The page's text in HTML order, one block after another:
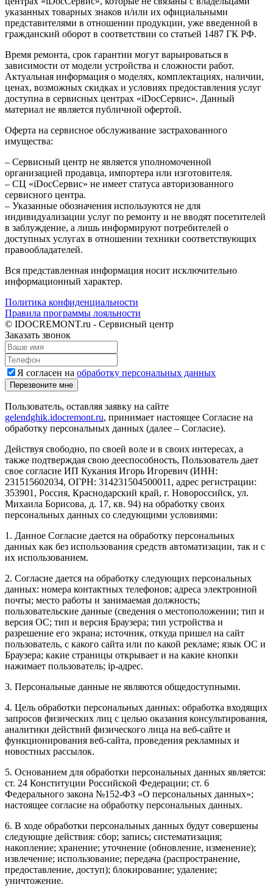
указанных товарных знаков и/или их официальными
представителями в отношении продукции, уже введенной в
гражданский оборот в соответствии со статьей 1487 ГК РФ.
Время ремонта, срок гарантии могут варьироваться в
зависимости от модели устройства и сложности работ.
Актуальная информация о моделях, комплектациях, наличии,
ценах, возможных скидках и условиях предоставления услуг
доступна в сервисных центрах «iDocСервис». Данный
материал не является публичной офертой.
Оферта на сервисное обслуживание застрахованного
имущества:
– Сервисный центр не является уполномоченной
организацией продавца, импортера или изготовителя.
– СЦ «iDocСервис» не имеет статуса авторизованного
сервисного центра.
– Указанные обозначения используются не для
индивидуализации услуг по ремонту и не вводят посетителей
в заблуждение, а лишь информируют потребителей о
доступных услугах в отношении техники соответствующих
правообладателей.
Вся представленная информация носит исключительно
информационный характер.
Политика конфиденциальности
Правила программы лояльности
© IDOCREMONT.ru - Сервисный центр
Заказать звонок
Я согласен на обработку персональных данных
Перезвоните мне
Пользователь, оставляя заявку на сайте
gelendghik.idocremont.ru, принимает настоящее Согласие на
обработку персональных данных (далее – Согласие).
Действуя свободно, по своей воле и в своих интересах, а
также подтверждая свою дееспособность, Пользователь дает
свое согласие ИП Кукания Игорь Игоревич (ИНН:
231515602034, ОГРН: 314231504500011, адрес регистрации:
353901, Россия, Краснодарский край, г. Новороссийск, ул.
Михаила Борисова, д. 17, кв. 94) на обработку своих
персональных данных со следующими условиями:
1. Данное Согласие дается на обработку персональных
данных как без использования средств автоматизации, так и с
их использованием.
2. Согласие дается на обработку следующих персональных
данных: номера контактных телефонов; адреса электронной
почты; место работы и занимаемая должность;
пользовательские данные (сведения о местоположении; тип и
версия ОС; тип и версия Браузера; тип устройства и
разрешение его экрана; источник, откуда пришел на сайт
пользователь, с какого сайта или по какой рекламе; язык ОС и
Браузера; какие страницы открывает и на какие кнопки
нажимает пользователь; ip-адрес.
3. Персональные данные не являются общедоступными.
4. Цель обработки персональных данных: обработка входящих
запросов физических лиц с целью оказания консультирования,
аналитики действий физического лица на веб-сайте и
функционирования веб-сайта, проведения рекламных и
новостных рассылок.
5. Основанием для обработки персональных данных является:
ст. 24 Конституции Российской Федерации; ст. 6
Федерального закона №152-ФЗ «О персональных данных»;
настоящее согласие на обработку персональных данных.
6. В ходе обработки персональных данных будут совершены
следующие действия: сбор; запись; систематизация;
накопление; хранение; уточнение (обновление, изменение);
извлечение; использование; передача (распространение,
предоставление, доступ); блокирование; удаление;
уничтожение.